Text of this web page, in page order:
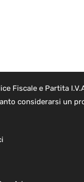
Fiscale e Partita
considerarsi un